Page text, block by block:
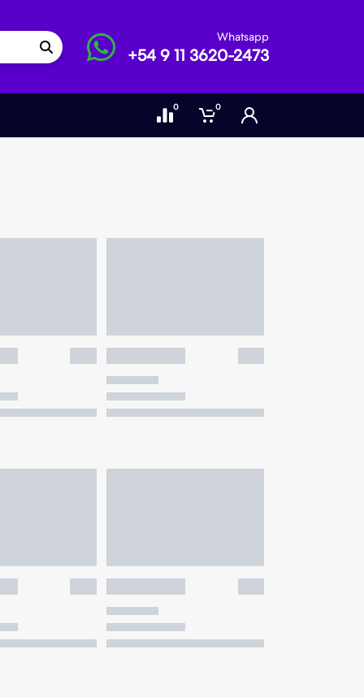
Whatsapp
+54 9 11 3620-2473
0 0